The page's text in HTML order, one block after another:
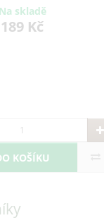
při problémech s
či pocitech
vyčerpání.
Na skladě
189 Kč
KOŠÍKU